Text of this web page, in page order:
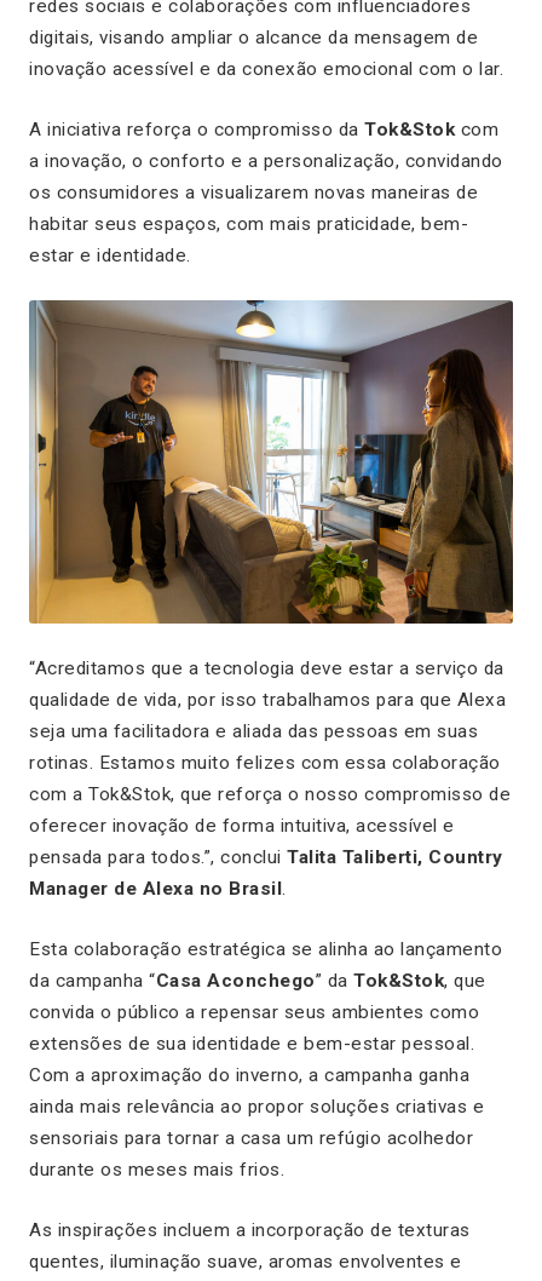
redes sociais e colaborações com influenciadores
digitais, visando ampliar o alcance da mensagem de
inovação acessível e da conexão emocional com o lar.
A iniciativa reforça o compromisso da Tok&Stok com
a inovação, o conforto e a personalização, convidando
os consumidores a visualizarem novas maneiras de
habitar seus espaços, com mais praticidade, bem-
estar e identidade.
“Acreditamos que a tecnologia deve estar a serviço da
qualidade de vida, por isso trabalhamos para que Alexa
seja uma facilitadora e aliada das pessoas em suas
rotinas. Estamos muito felizes com essa colaboração
com a Tok&Stok, que reforça o nosso compromisso de
oferecer inovação de forma intuitiva, acessível e
pensada para todos.”, conclui Talita Taliberti, Country
Manager de Alexa no Brasil.
Esta colaboração estratégica se alinha ao lançamento
da campanha “Casa Aconchego” da Tok&Stok, que
convida o público a repensar seus ambientes como
extensões de sua identidade e bem-estar pessoal.
Com a aproximação do inverno, a campanha ganha
ainda mais relevância ao propor soluções criativas e
sensoriais para tornar a casa um refúgio acolhedor
durante os meses mais frios.
As inspirações incluem a incorporação de texturas
quentes, iluminação suave, aromas envolventes e